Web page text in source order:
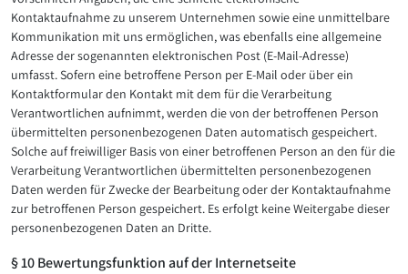
Kontaktaufnahme zu unserem Unternehmen sowie eine unmittelbare
Kommunikation mit uns ermöglichen, was ebenfalls eine allgemeine
Adresse der sogenannten elektronischen Post (E-Mail-Adresse)
umfasst. Sofern eine betroffene Person per E-Mail oder über ein
Kontaktformular den Kontakt mit dem für die Verarbeitung
Verantwortlichen aufnimmt, werden die von der betroffenen Person
übermittelten personenbezogenen Daten automatisch gespeichert.
Solche auf freiwilliger Basis von einer betroffenen Person an den für die
Verarbeitung Verantwortlichen übermittelten personenbezogenen
Daten werden für Zwecke der Bearbeitung oder der Kontaktaufnahme
zur betroffenen Person gespeichert. Es erfolgt keine Weitergabe dieser
personenbezogenen Daten an Dritte.
§ 10 Bewertungsfunktion auf der Internetseite